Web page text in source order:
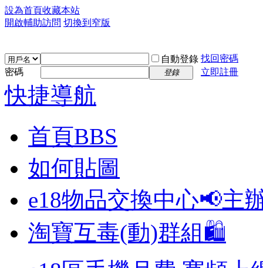
設為首頁收藏本站
開啟輔助訪問 切換到窄版
自動登錄 找回密碼
密碼
登錄 立即註冊
快捷導航
首頁BBS
如何貼圖
e18物品交換中心📢主
淘寶互毒(動)群組🛍️